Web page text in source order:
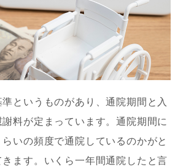
というものがあり、通院期間と入
料が定まっています。通院期間に
いの頻度で通院しているのかがと
ます。いくら一年間通院したと言